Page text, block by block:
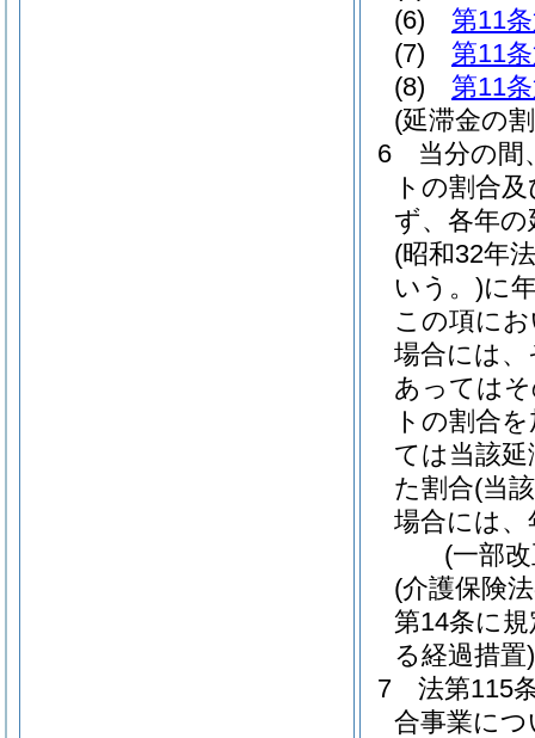
(6)
第11
(7)
第11
(8)
第11
(延滞金の
6
当分の間
トの割合
ず、各年
(昭和32年
いう。)に
この項に
場合には
あっては
トの割合
ては当該
た割合(当
場合には
(一部
(介護保険
第14条に
る経過措置)
7
法第115
合事業に